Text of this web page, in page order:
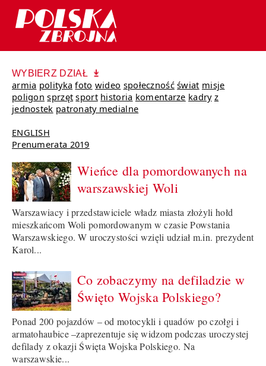
WYBIERZ DZIAŁ
armia polityka foto wideo społeczność świat misje
poligon sprzęt sport historia komentarze kadry z
jednostek patronaty medialne
ENGLISH
Prenumerata 2019
Wieńce dla pomordowanych na
warszawskiej Woli
Warszawiacy i przedstawiciele władz miasta złożyli hołd
mieszkańcom Woli pomordowanym w czasie Powstania
Warszawskiego. W uroczystości wzięli udział m.in. prezydent
Karol...
Co zobaczymy na defiladzie w
Święto Wojska Polskiego?
Ponad 200 pojazdów – od motocykli i quadów po czołgi i
armatohaubice –zaprezentuje się widzom podczas uroczystej
defilady z okazji Święta Wojska Polskiego. Na
warszawskie...